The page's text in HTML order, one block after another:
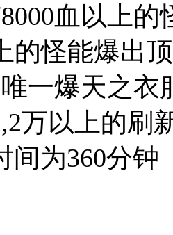
血以上
的怪能爆出
一爆天之衣
万以上的刷
间为360分钟